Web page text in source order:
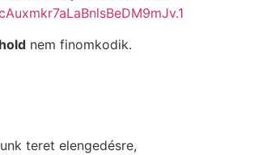
nem finomkodik.
teret elengedésre,